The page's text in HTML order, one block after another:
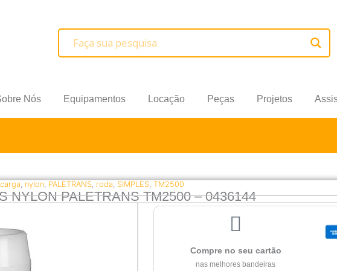
Nós Equipamentos Locação Peças Projetos
NYLON PALETRANS TM2500 – 0436144
carga, nylon, PALETRANS, roda, SIMPLES, TM2500
Compre no seu cartão
nas melhores bandeiras